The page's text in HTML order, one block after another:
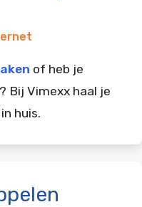
of heb je
Bij Vimexx haal je
huis.